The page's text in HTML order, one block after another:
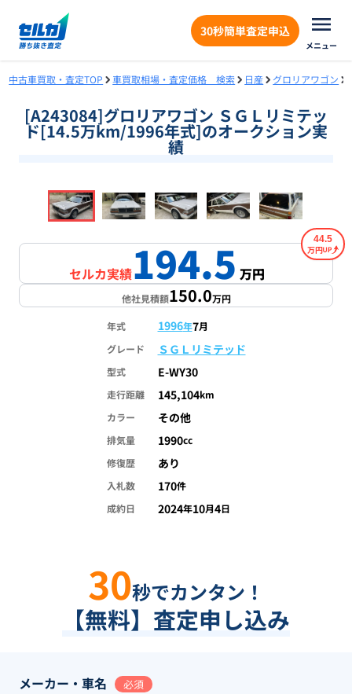
30秒簡単査定申込
メニュー
中古車買取・査定TOP 車買取相場・査定価格 検索 日産 グロリアワゴン
[A243084]グロリアワゴン ＳＧＬリミテッ
ド[14.5万km/1996年式]のオークション実
績
1/18
セルカ実績194.5万円
44.5
万円
他社見積額150.0万円
年式 1996年7月
グレード
ＳＧＬリミテッド
型式 E-WY30
走行距離 145,104km
カラー
その他
排気量 1990cc
修復歴
あり
入札数 170件
成約日
2024年10月4日
30秒でカンタン！
【無料】査定申し込み
メーカー・車名 必須